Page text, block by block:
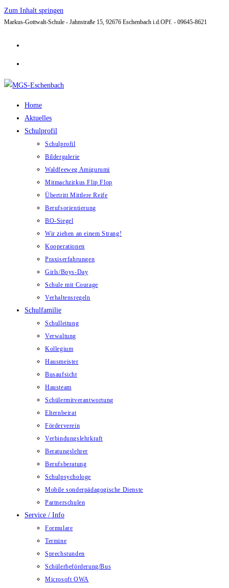
Zum Inhalt springen
Markus-Gottwalt-Schule - Jahnstraße 15, 92676 Eschenbach i.d.OPf. - 09645-8621
Home
Aktuelles
Schulprofil
Schulprofil
Bildergalerie
Waldfeeweg Amigurumi
Mitmachzirkus Flip Flop
Übertritt Mittlere Reife
Berufsorientierung
BO-Siegel
Wir ziehen an einem Strang!
Kooperationen
Praxiserfahrungen
Girls/Boys-Day
Schule mit Courage
Verhaltensregeln
Schulfamilie
Schulleitung
Verwaltung
Kollegium
Hausmeister
Busaufsicht
Hausteam
Schülermitverantwortung
Elternbeirat
Förderverein
Verbindungslehrkraft
Beratungslehrer
Berufsberatung
Schulpsychologe
Mobile sonderpädagogische Dienste
Partnerschulen
Service / Info
Formulare
Termine
Sprechstunden
Schülerbeförderung/Bus
Microsoft OWA